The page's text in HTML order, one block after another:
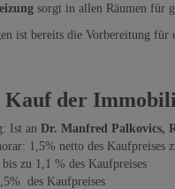
sorgt in allen Räumen für
ist bereits die Vorbereitung
Kauf der
Ist an Dr. Manfred Palkovics,
1,5% netto des Kaufpreises
zu 1,1 % des Kaufpreises
des Kaufpreises